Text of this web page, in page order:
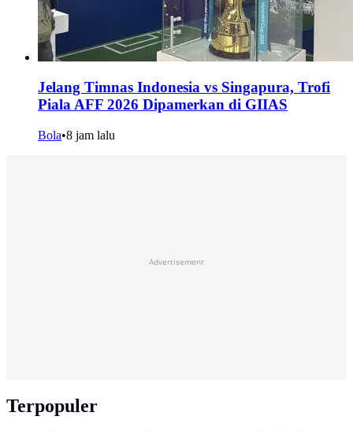
Jelang Timnas Indonesia vs Singapura, Trofi
Piala AFF 2026 Dipamerkan di GIIAS
Bola•8 jam lalu
Advertisement
Terpopuler